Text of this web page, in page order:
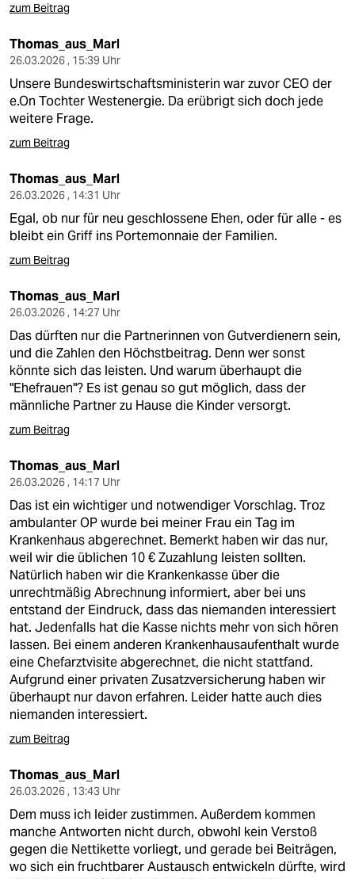
zum Beitrag
Thomas_aus_Marl
26.03.2026 , 15:39 Uhr
Unsere Bundeswirtschaftsministerin war zuvor CEO der
e.On Tochter Westenergie. Da erübrigt sich doch jede
weitere Frage.
zum Beitrag
Thomas_aus_Marl
26.03.2026 , 14:31 Uhr
Egal, ob nur für neu geschlossene Ehen, oder für alle - es
bleibt ein Griff ins Portemonnaie der Familien.
zum Beitrag
Thomas_aus_Marl
26.03.2026 , 14:27 Uhr
Das dürften nur die Partnerinnen von Gutverdienern sein,
und die Zahlen den Höchstbeitrag. Denn wer sonst
könnte sich das leisten. Und warum überhaupt die
"Ehefrauen"? Es ist genau so gut möglich, dass der
männliche Partner zu Hause die Kinder versorgt.
zum Beitrag
Thomas_aus_Marl
26.03.2026 , 14:17 Uhr
Das ist ein wichtiger und notwendiger Vorschlag. Troz
ambulanter OP wurde bei meiner Frau ein Tag im
Krankenhaus abgerechnet. Bemerkt haben wir das nur,
weil wir die üblichen 10 € Zuzahlung leisten sollten.
Natürlich haben wir die Krankenkasse über die
unrechtmäßig Abrechnung informiert, aber bei uns
entstand der Eindruck, dass das niemanden interessiert
hat. Jedenfalls hat die Kasse nichts mehr von sich hören
lassen. Bei einem anderen Krankenhausaufenthalt wurde
eine Chefarztvisite abgerechnet, die nicht stattfand.
Aufgrund einer privaten Zusatzversicherung haben wir
überhaupt nur davon erfahren. Leider hatte auch dies
niemanden interessiert.
zum Beitrag
Thomas_aus_Marl
26.03.2026 , 13:43 Uhr
Dem muss ich leider zustimmen. Außerdem kommen
manche Antworten nicht durch, obwohl kein Verstoß
gegen die Nettikette vorliegt, und gerade bei Beiträgen,
wo sich ein fruchtbarer Austausch entwickeln dürfte, wird